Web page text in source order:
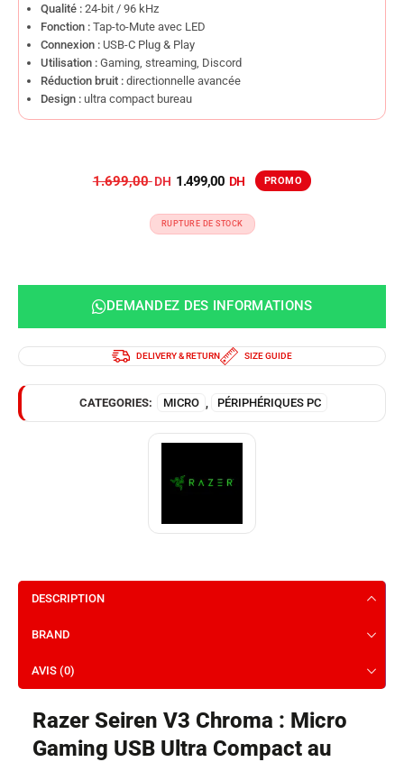
Qualité : 24-bit / 96 kHz
Fonction : Tap-to-Mute avec LED
Connexion : USB-C Plug & Play
Utilisation : Gaming, streaming, Discord
Réduction bruit : directionnelle avancée
Design : ultra compact bureau
1.699,00 1.499,00
RUPTURE DE STOCK
DEMANDEZ DES INFORMATIONS
DELIVERY & RETURN SIZE GUIDE
CATEGORIES: MICRO PÉRIPHÉRIQUES PC
DESCRIPTION
BRAND
AVIS (0)
Razer Seiren V3 Chroma : Micro
Gaming USB Ultra Compact au